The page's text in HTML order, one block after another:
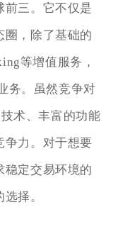
前三。它不仅是
圈，除了基础的
等增值服务，
务。虽然竞争对
术、丰富的功能
争力。对于想要
稳定交易环境的
择。